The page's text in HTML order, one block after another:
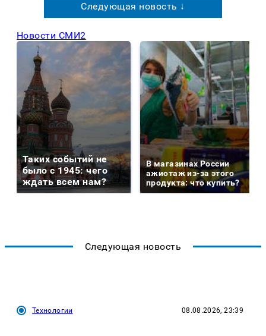
Следующая новость ↓
Новости СМИ2
Таких событий не
было с 1945: чего
ждать всем нам?
В магазинах России
ажиотаж из-за этого
продукта: что купить?
Следующая новость
Технологии 08.08.2026, 23:39